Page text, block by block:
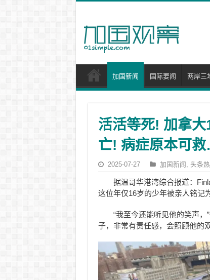
加国新闻 国际要闻 两岸三
活活等死! 加拿
亡! 病症原本可
2025-07-27 加国新闻 , 头条
据温哥华港湾综合报道：
这位年仅16岁的少年被亲人铭记
“我至今还能听见他的笑声
子，非常有责任感，会照顾他的